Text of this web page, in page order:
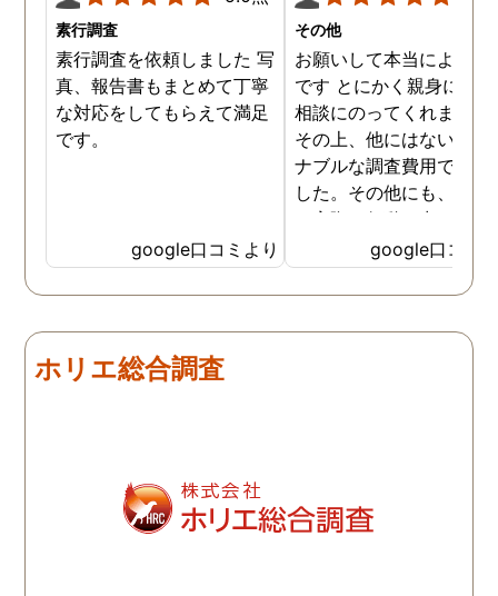
素行調査
素行調査を依頼しました 写
真、報告書もまとめて丁寧
な対応をしてもらえて満足
です。
google口コミより
その他
お願いして本当によかっ
です とにかく親身にな
相談にのってくれました
その上、他にはないリー
ナブルな調査費用で済み
した。その他にも、相談
ら実際に行動に出て頂い
のが、スゴく早く問題を
決していただき、大変助
りました。 次回も是非
しろ最初の相談の段階が
google口コミ
ホリエ総合調査